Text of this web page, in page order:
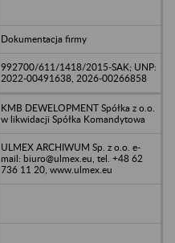
Dokumentacja firmy
992700/611/1418/2015-SAK; UNP:
2022-00491638, 2026-00266858
KMB DEWELOPMENT Spółka z o.o.
w likwidacji Spółka Komandytowa
ULMEX ARCHIWUM Sp. z o.o. e-
mail: biuro@ulmex.eu, tel. +48 62
736 11 20, www.ulmex.eu